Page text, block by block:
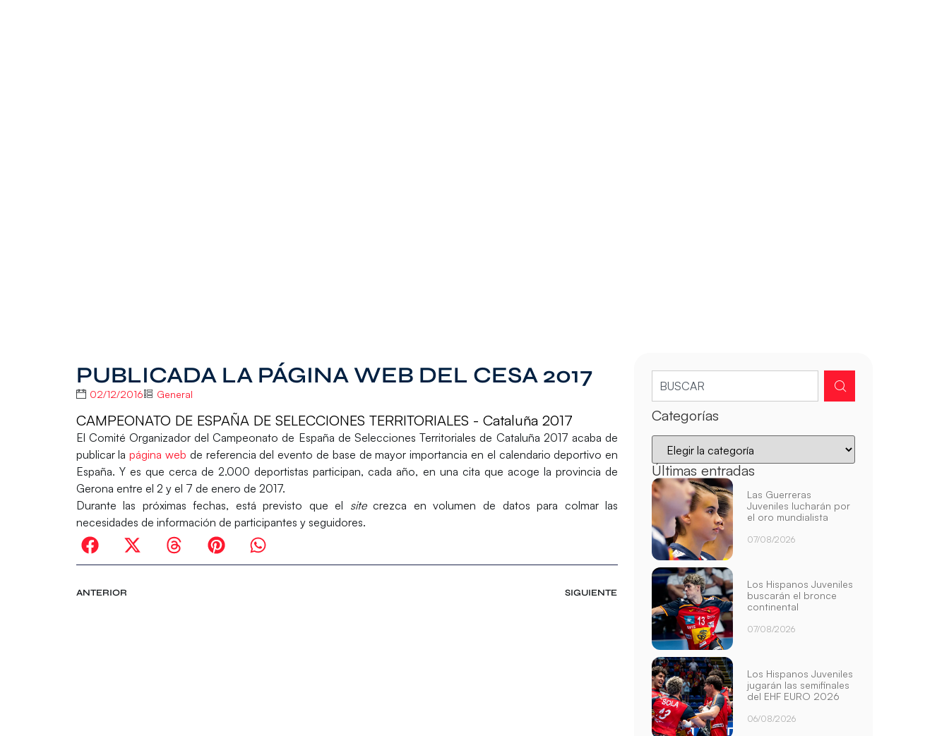
PUBLICADA LA PÁGINA WEB DEL CESA 2017
02/12/2016 General
CAMPEONATO DE ESPAÑA DE SELECCIONES TERRITORIALES - Cataluña 2017
El Comité Organizador del Campeonato de España de Selecciones Territoriales de Cataluña 2017 acaba de
publicar lapágina web de referencia del evento de base de mayor importancia en el calendario deportivo en
España. Y es que cerca de 2.000 deportistas participan, cada año, en una cita que acoge la provincia de
Gerona entre el 2 y el 7 de enero de 2017.
Durante las próximas fechas, está previsto que el sitecrezca en volumen de datos para colmar las
necesidades de información de participantes y seguidores.
ANTERIOR SIGUIENTE
Categorías
Últimas entradas
Las Guerreras
Juveniles lucharán por
el oro mundialista
07/08/2026
Los Hispanos Juveniles
buscarán el bronce
continental
07/08/2026
Los Hispanos Juveniles
jugarán las semifinales
del EHF EURO 2026
06/08/2026